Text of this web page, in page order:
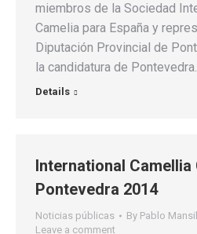
miembros de la Sociedad
Camelia para España y
Diputación Provincial de
la candidatura de
Details
International
Pontevedra 2014
Noticias públicas By Pablo
Leave a comment